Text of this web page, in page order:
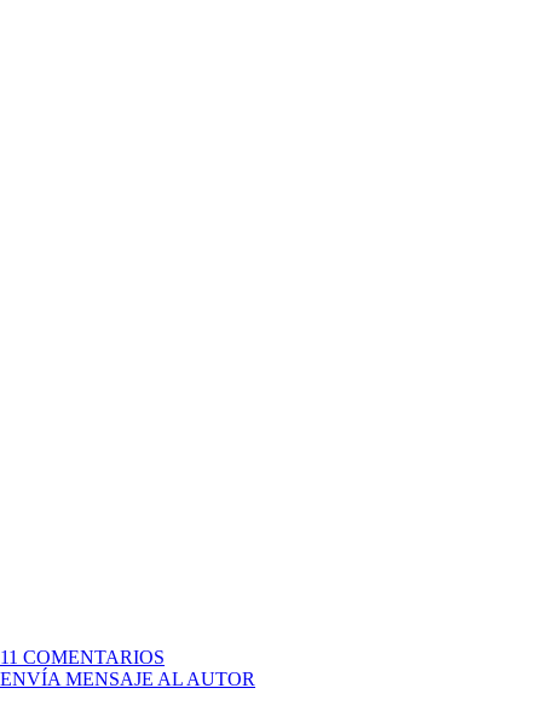
11 COMENTARIOS
PEC
ENVÍA MENSAJE AL AUTOR